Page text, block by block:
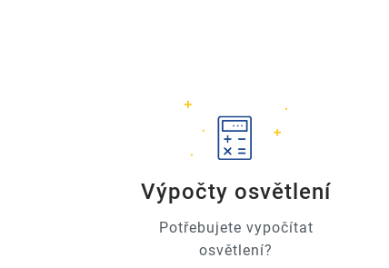
Výpočty osvětlení
Potřebujete vypočítat
osvětlení?